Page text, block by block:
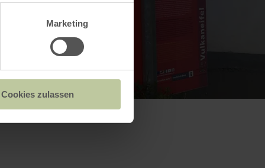
Marketing
Cookies zulassen